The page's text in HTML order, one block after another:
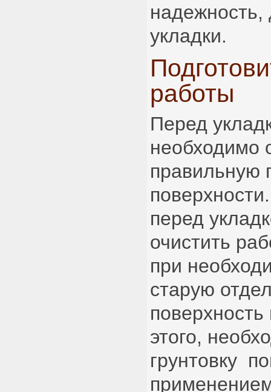
надежность,
укладки.
работы
Перед
необходимо
правильную
перед
очистить
при
старую
этого,
грунтовку